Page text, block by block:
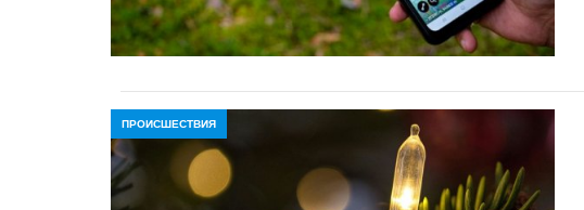
ПРОИСШЕСТВИЯ